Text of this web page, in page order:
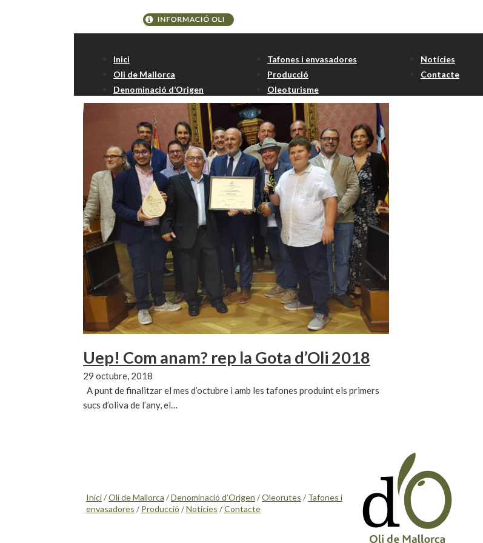
Inici
Oli de Mallorca
Denominació d’Origen
Tafones i envasadores
Producció
Oleoturisme
Notícies
Contacte
Etiqueta: Toni Ballador
Uep! Com anam? rep la Gota d’Oli 2018
29 octubre, 2018
A punt de finalitzar el mes d’octubre i amb les tafones produint els primers
sucs d’oliva de l’any, el…
Inici/Oli de Mallorca /Denominació d’Origen /Oleorutes / Tafones i
envasadores / Producció /Notícies /Contacte